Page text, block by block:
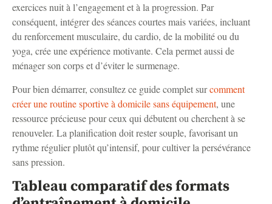
exercices nuit à l’engagement et à la progression. Par
conséquent, intégrer des séances courtes mais variées, incluant
du renforcement musculaire, du cardio, de la mobilité ou du
yoga, crée une expérience motivante. Cela permet aussi de
ménager son corps et d’éviter le surmenage.
Pour bien démarrer, consultez ce guide complet surcomment
créer une routine sportive à domicile sans équipement, une
ressource précieuse pour ceux qui débutent ou cherchent à se
renouveler. La planification doit rester souple, favorisant un
rythme régulier plutôt qu’intensif, pour cultiver la persévérance
sans pression.
Tableau comparatif des formats